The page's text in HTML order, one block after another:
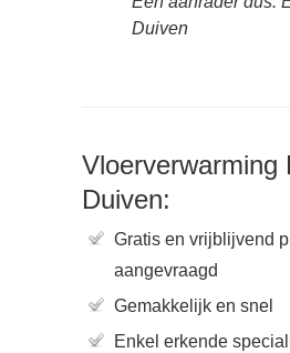
Duiven
Vloerverwarming
Duiven:
Gratis en vrijblijvend
aangevraagd
Gemakkelijk en snel
Enkel erkende